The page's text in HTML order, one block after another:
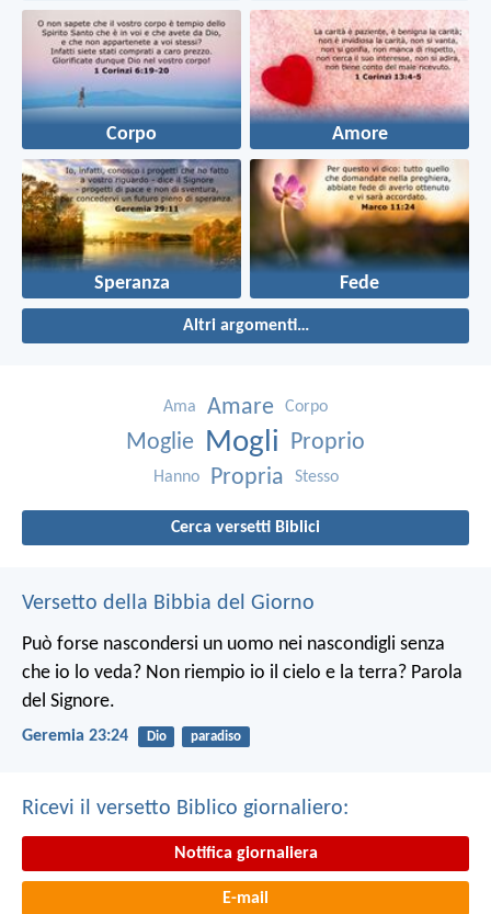
Corpo Amore
Speranza Fede
Altri argomenti…
Ama Amare Corpo
Moglie Mogli Proprio
Hanno Propria Stesso
Cerca versetti Biblici
Versetto della Bibbia del Giorno
Può forse nascondersi un uomo nei nascondigli senza
che io lo veda? Non riempio io il cielo e la terra? Parola
del Signore.
Geremia 23:24 Dio paradiso
Ricevi il versetto Biblico giornaliero:
Notifica giornaliera
E-mail